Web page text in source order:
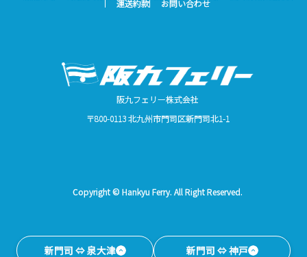
運送約款 お問い合わせ
阪九フェリー株式会社
〒800-0113 北九州市門司区新門司北1-1
Copyright © Hankyu Ferry. All Right Reserved.
新門司 ⇔ 泉大津 新門司 ⇔ 神戸